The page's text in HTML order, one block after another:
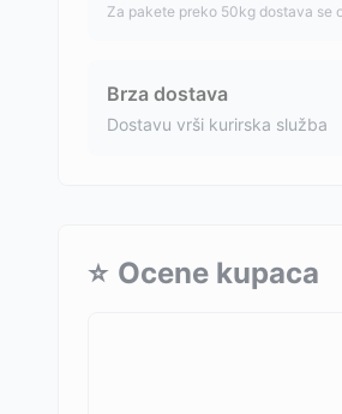
Za pakete preko 50kg dostava se
Brza dostava
Dostavu vrši kurirska služba
⭐ Ocene kupaca